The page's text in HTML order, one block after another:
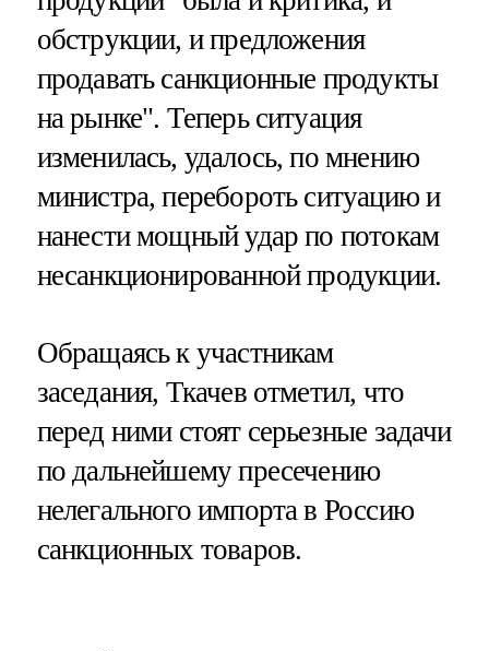
обструкции, и предложения
продавать санкционные продукты
на рынке". Теперь ситуация
изменилась, удалось, по мнению
министра, перебороть ситуацию и
нанести мощный удар по потокам
несанкционированной продукции.
Обращаясь к участникам
заседания, Ткачев отметил, что
перед ними стоят серьезные задачи
по дальнейшему пресечению
нелегального импорта в Россию
санкционных товаров.